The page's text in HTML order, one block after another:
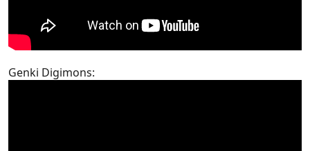
Genki Digimons: